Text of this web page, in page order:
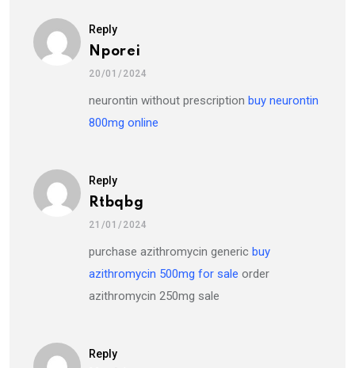
Reply
Nporei
20/01/2024
neurontin without prescription buy neurontin
800mg online
Reply
Rtbqbg
21/01/2024
purchase azithromycin generic buy
azithromycin 500mg for sale order
azithromycin 250mg sale
Reply